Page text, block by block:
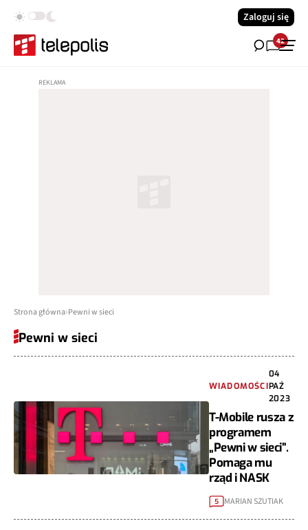
Zaloguj się
42
Strona główna Pewni w sieci
Pewni w sieci
WIADOMOŚCI
04
PAŹ
2023
T-Mobile rusza z
programem
„Pewni w sieci”.
Pomaga mu
rząd i NASK
5 MARIAN SZUTIAK